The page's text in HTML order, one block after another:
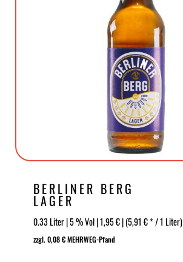
BERLINER BERG
LAGER
0.33 Liter | 5 % Vol | 1,95 € | (5,91 € * / 1 Liter)
zzgl. 0,08 € MEHRWEG-Pfand